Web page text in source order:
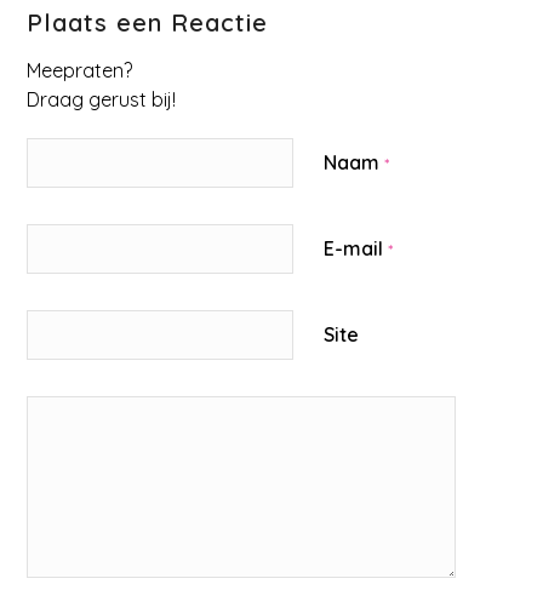
Plaats een Reactie
Meepraten?
Draag gerust bij!
Naam*
E-mail*
Site